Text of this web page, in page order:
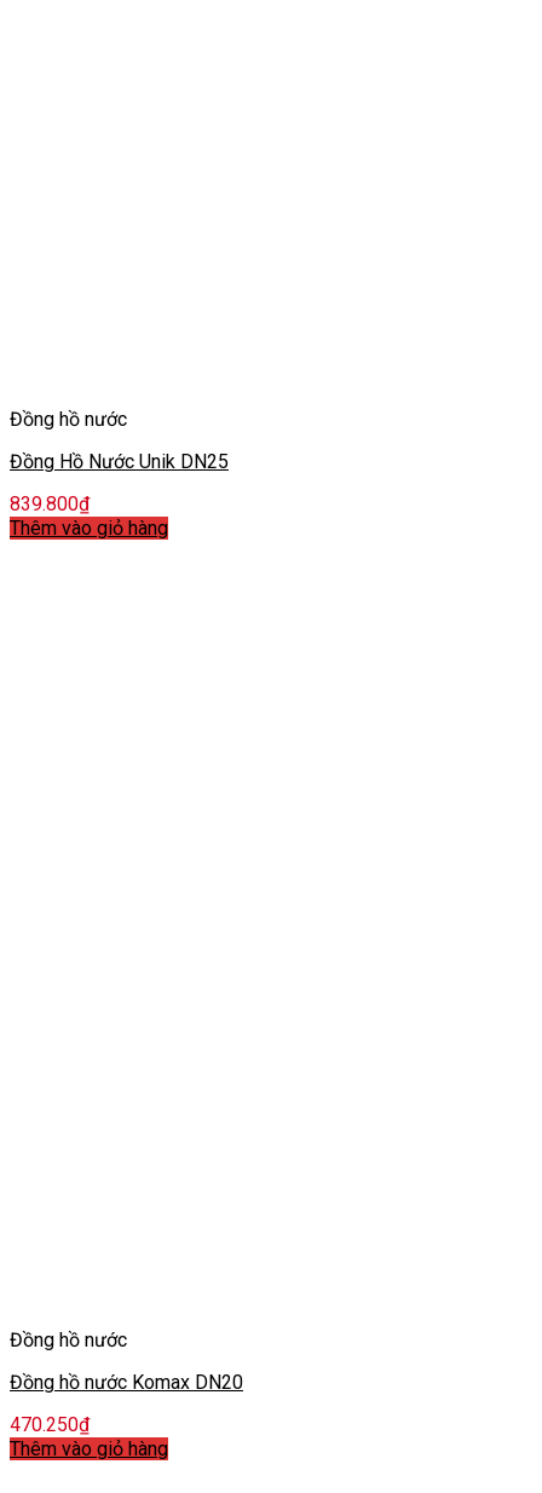
Đồng hồ nước
Đồng Hồ Nước Unik DN25
839.800₫
Thêm vào giỏ hàng
Đồng hồ nước
Đồng hồ nước Komax DN20
470.250₫
Thêm vào giỏ hàng